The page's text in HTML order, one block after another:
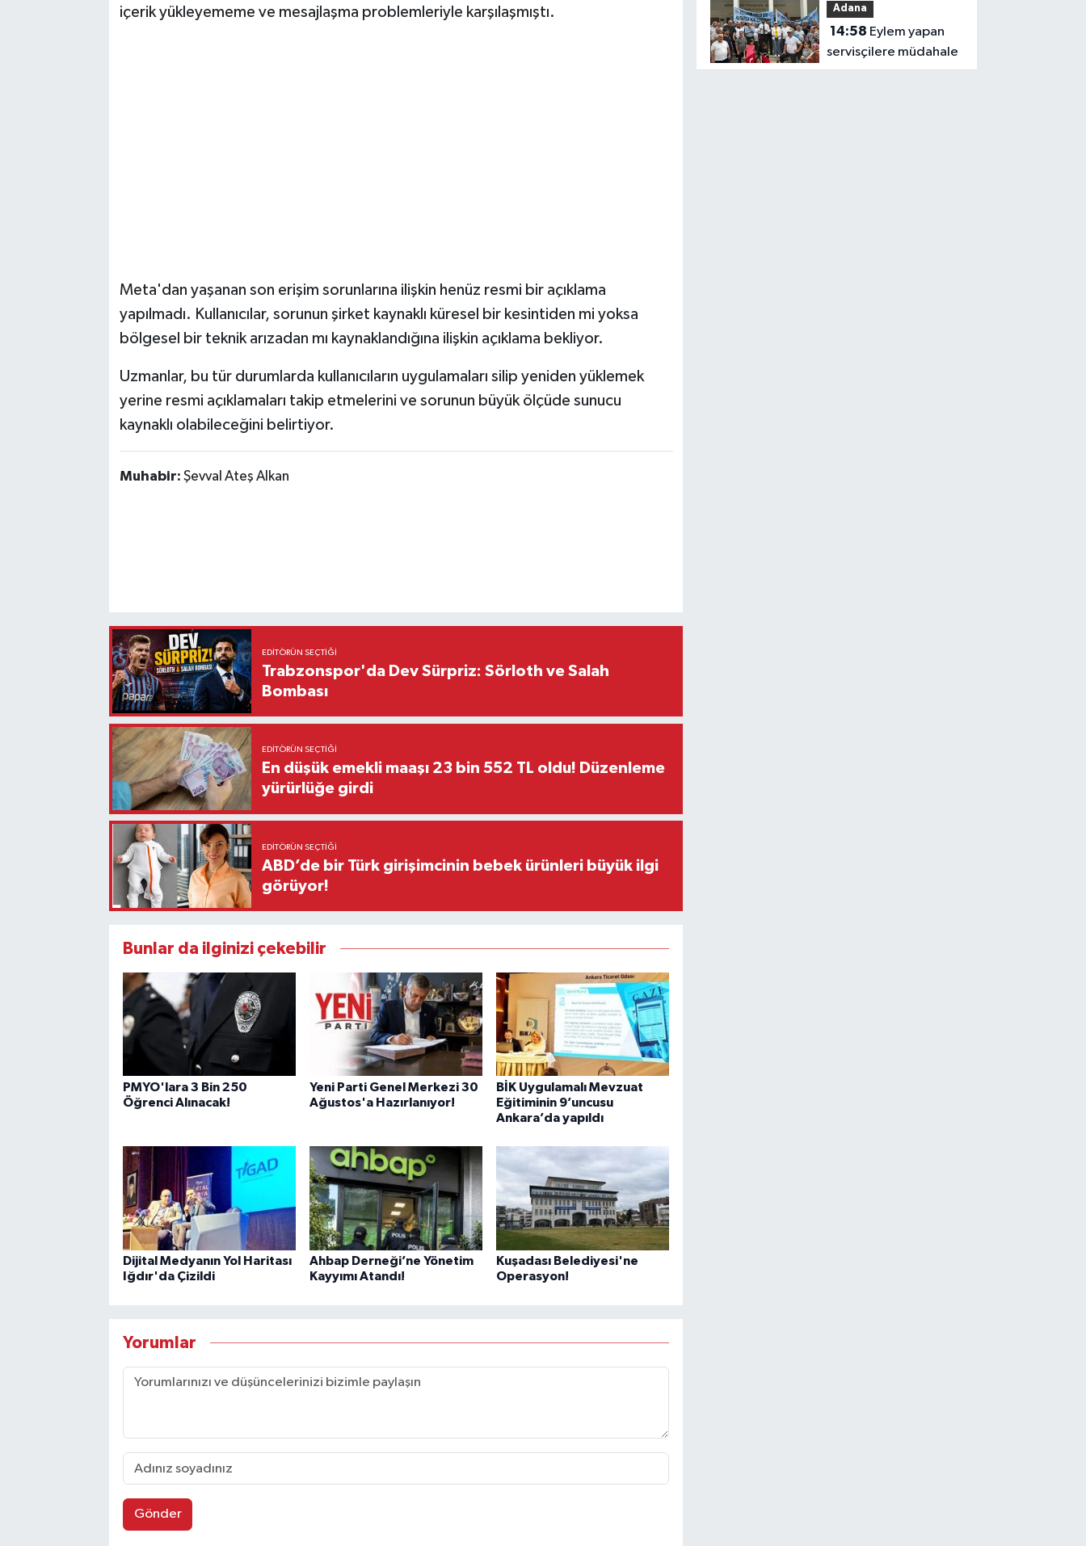
içerik yükleyememe ve mesajlaşma problemleriyle karşılaşmıştı.
Meta'dan yaşanan son erişim sorunlarına ilişkin henüz resmi bir açıklama
yapılmadı. Kullanıcılar, sorunun şirket kaynaklı küresel bir kesintiden mi yoksa
bölgesel bir teknik arızadan mı kaynaklandığına ilişkin açıklama bekliyor.
Uzmanlar, bu tür durumlarda kullanıcıların uygulamaları silip yeniden yüklemek
yerine resmi açıklamaları takip etmelerini ve sorunun büyük ölçüde sunucu
kaynaklı olabileceğini belirtiyor.
Muhabir: Şevval Ateş Alkan
EDITÖRÜN SEÇTIĞI
Trabzonspor'da Dev Sürpriz: Sörloth ve Salah
Bombası
EDITÖRÜN SEÇTIĞI
En düşük emekli maaşı 23 bin 552 TL oldu! Düzenleme
yürürlüğe girdi
EDITÖRÜN SEÇTIĞI
ABD’de bir Türk girişimcinin bebek ürünleri büyük ilgi
görüyor!
Bunlar da ilginizi çekebilir
PMYO'lara 3 Bin 250
Öğrenci Alınacak!
Yeni Parti Genel Merkezi 30
Ağustos'a Hazırlanıyor!
BİK Uygulamalı Mevzuat
Eğitiminin 9’uncusu
Ankara’da yapıldı
Dijital Medyanın Yol Haritası
Iğdır'da Çizildi
Ahbap Derneği’ne Yönetim
Kayyımı Atandı!
Kuşadası Belediyesi'ne
Operasyon!
Yorumlar
Gönder
Adana
14:58
servisçilere müdahale